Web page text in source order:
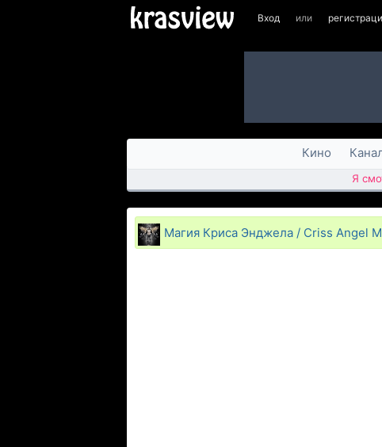
Вход или
Кино
Я
Магия Криса Энджела / Criss Angel